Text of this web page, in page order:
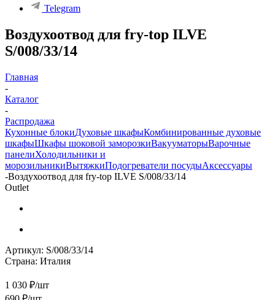
Telegram
Воздухоотвод для fry-top ILVE
S/008/33/14
Главная
-
Каталог
-
Распродажа
Кухонные блокиДуховые шкафыКомбинированные духовые
шкафыШкафы шоковой заморозкиВакууматорыВарочные
панелиХолодильники и
морозильникиВытяжкиПодогреватели посудыАксессуары
-Воздухоотвод для fry-top ILVE S/008/33/14
Outlet
Артикул: S/008/33/14
Страна: Италия
1 030 ₽/шт